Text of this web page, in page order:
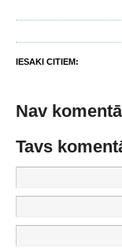
IESAKI CITIEM:
Nav
Tavs